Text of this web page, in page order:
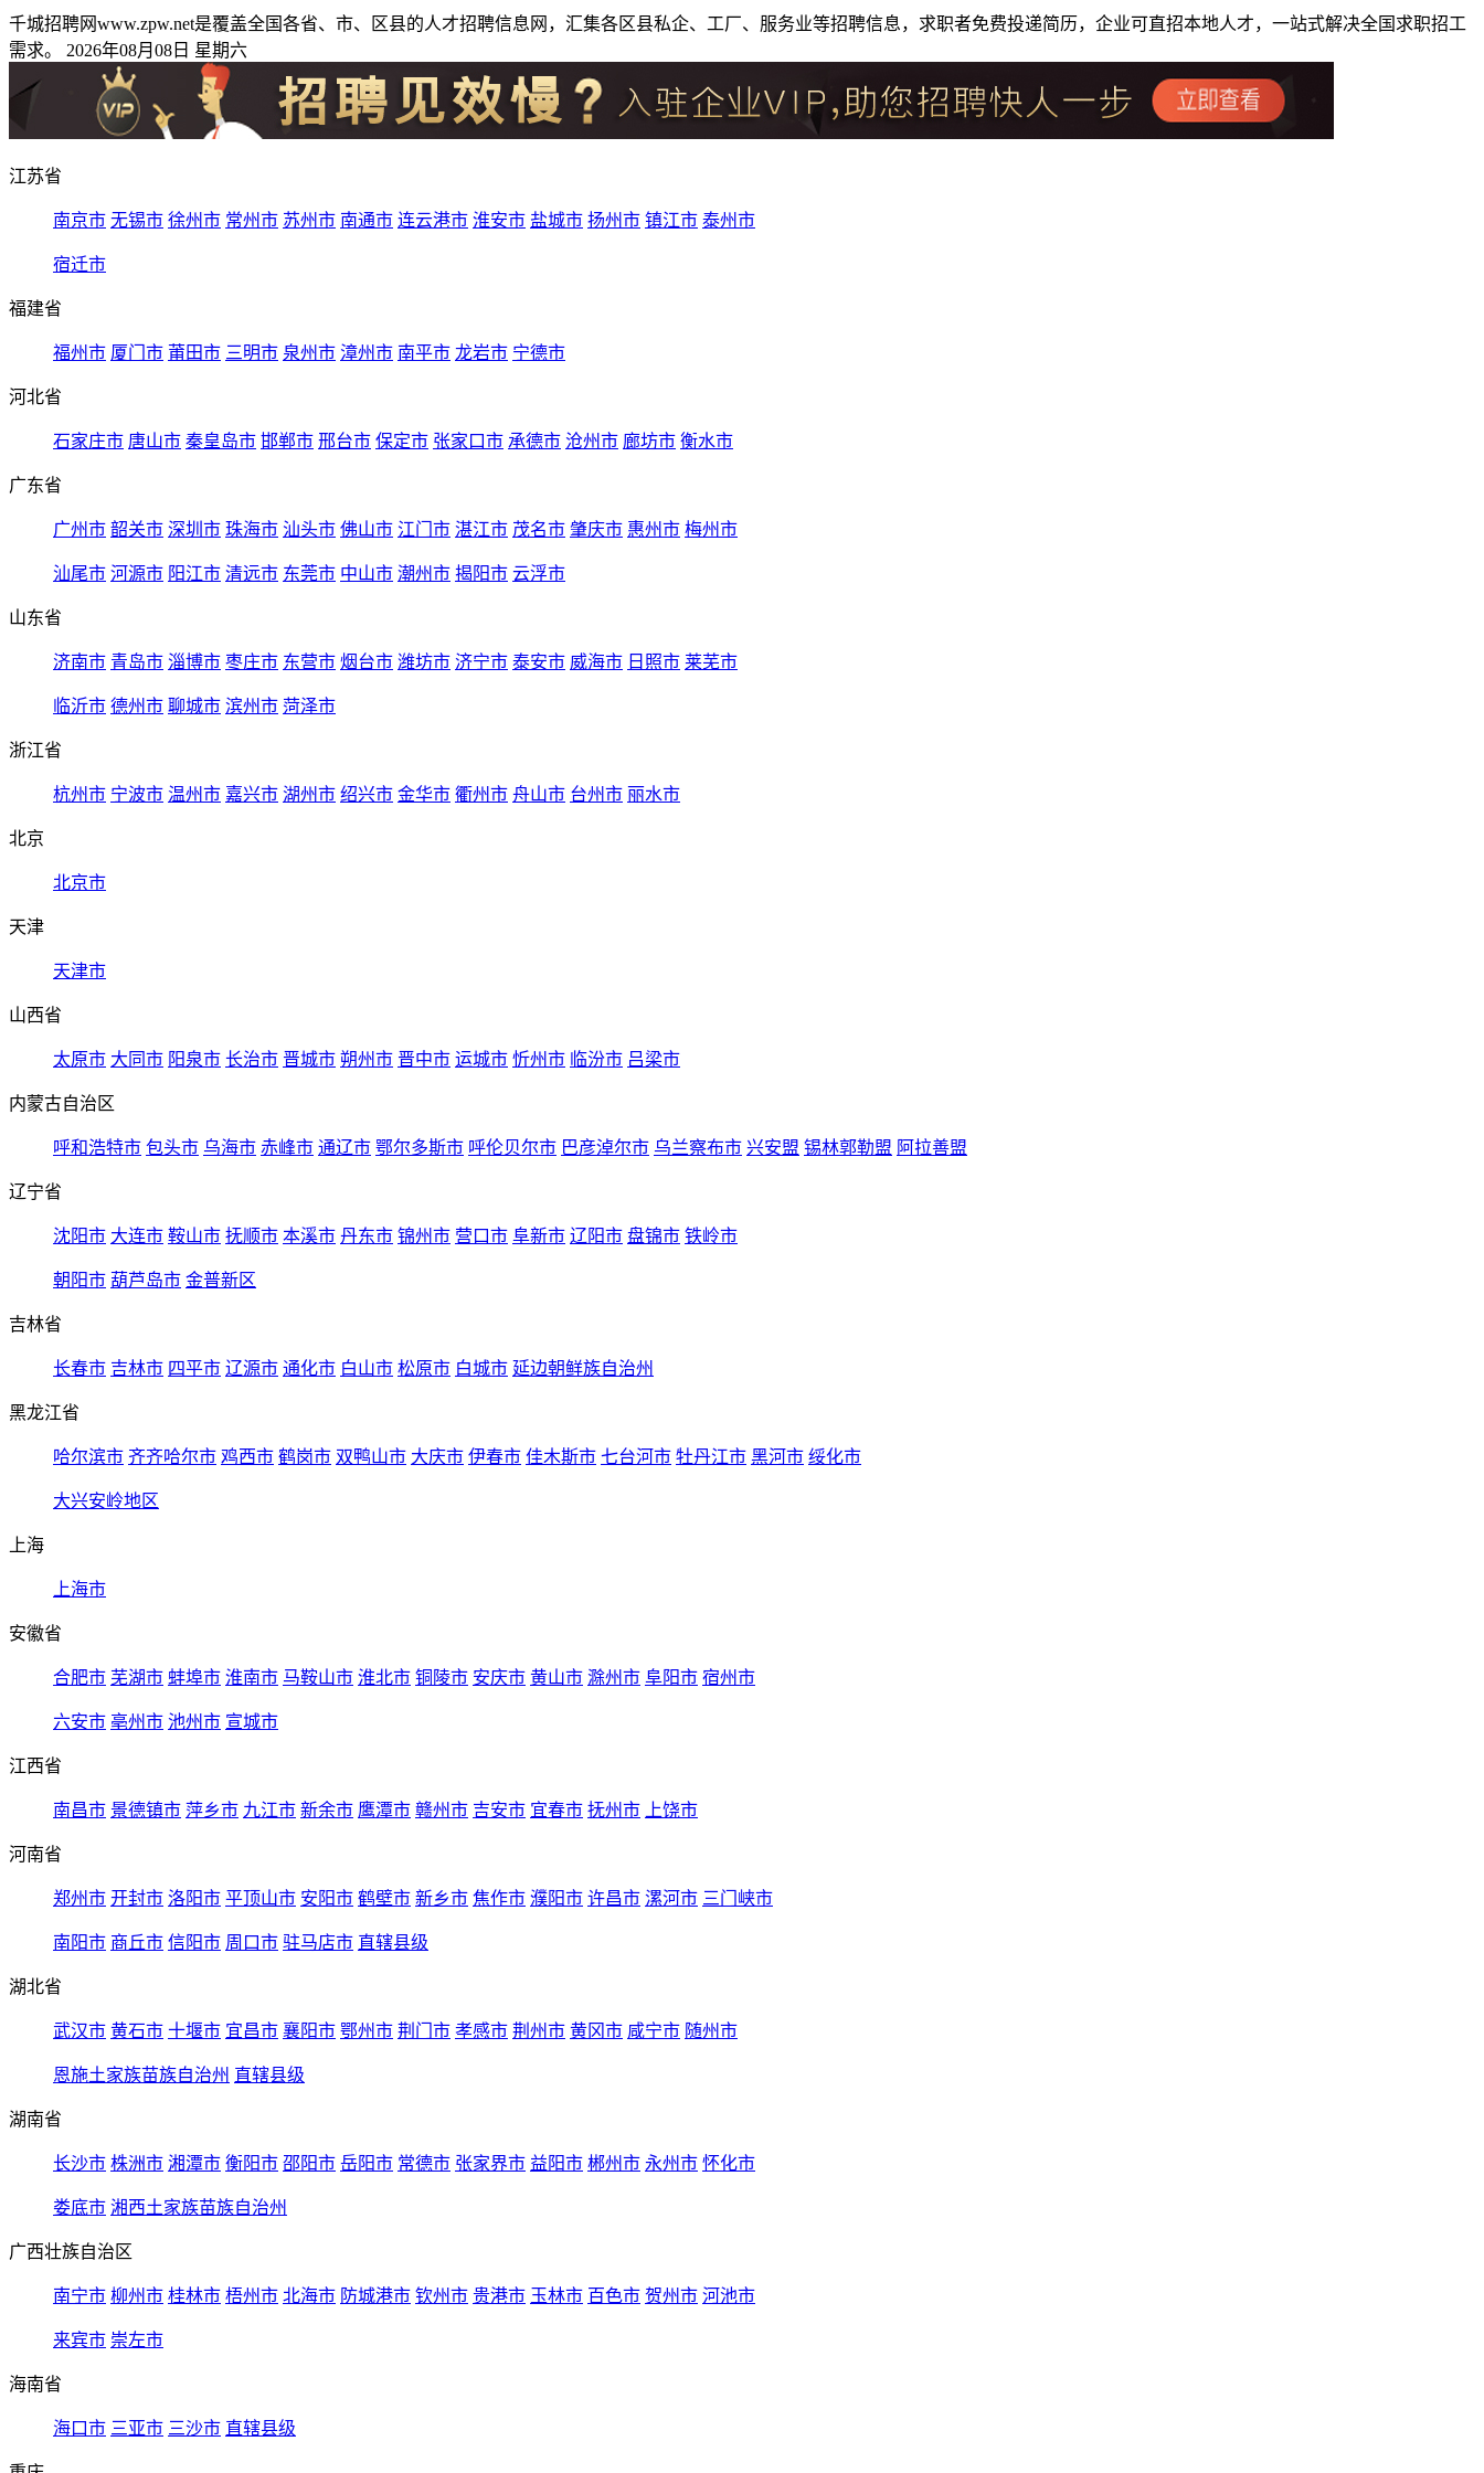
千城招聘网www.zpw.net是覆盖全国各省、市、区县的人才招聘信息网，汇集各区县私企、工厂、服务业等招聘信息，求职者免费投递简历，企业可直招本地人才，一站式解决全国求职招工
需求。 2026年08月08日 星期六
江苏省
南京市 无锡市 徐州市 常州市 苏州市 南通市 连云港市 淮安市 盐城市 扬州市 镇江市 泰州市
宿迁市
福建省
福州市 厦门市 莆田市 三明市 泉州市 漳州市 南平市 龙岩市 宁德市
河北省
石家庄市 唐山市 秦皇岛市 邯郸市 邢台市 保定市 张家口市 承德市 沧州市 廊坊市 衡水市
广东省
广州市 韶关市 深圳市 珠海市 汕头市 佛山市 江门市 湛江市 茂名市 肇庆市 惠州市 梅州市
汕尾市 河源市 阳江市 清远市 东莞市 中山市 潮州市 揭阳市 云浮市
山东省
济南市 青岛市 淄博市 枣庄市 东营市 烟台市 潍坊市 济宁市 泰安市 威海市 日照市 莱芜市
临沂市 德州市 聊城市 滨州市 菏泽市
浙江省
杭州市 宁波市 温州市 嘉兴市 湖州市 绍兴市 金华市 衢州市 舟山市 台州市 丽水市
北京
北京市
天津
天津市
山西省
太原市 大同市 阳泉市 长治市 晋城市 朔州市 晋中市 运城市 忻州市 临汾市 吕梁市
内蒙古自治区
呼和浩特市 包头市 乌海市 赤峰市 通辽市 鄂尔多斯市 呼伦贝尔市 巴彦淖尔市 乌兰察布市 兴安盟 锡林郭勒盟 阿拉善盟
辽宁省
沈阳市 大连市 鞍山市 抚顺市 本溪市 丹东市 锦州市 营口市 阜新市 辽阳市 盘锦市 铁岭市
朝阳市 葫芦岛市 金普新区
吉林省
长春市 吉林市 四平市 辽源市 通化市 白山市 松原市 白城市 延边朝鲜族自治州
黑龙江省
哈尔滨市 齐齐哈尔市 鸡西市 鹤岗市 双鸭山市 大庆市 伊春市 佳木斯市 七台河市 牡丹江市 黑河市 绥化市
大兴安岭地区
上海
上海市
安徽省
合肥市 芜湖市 蚌埠市 淮南市 马鞍山市 淮北市 铜陵市 安庆市 黄山市 滁州市 阜阳市 宿州市
六安市 亳州市 池州市 宣城市
江西省
南昌市 景德镇市 萍乡市 九江市 新余市 鹰潭市 赣州市 吉安市 宜春市 抚州市 上饶市
河南省
郑州市 开封市 洛阳市 平顶山市 安阳市 鹤壁市 新乡市 焦作市 濮阳市 许昌市 漯河市 三门峡市
南阳市 商丘市 信阳市 周口市 驻马店市 直辖县级
湖北省
武汉市 黄石市 十堰市 宜昌市 襄阳市 鄂州市 荆门市 孝感市 荆州市 黄冈市 咸宁市 随州市
恩施土家族苗族自治州 直辖县级
湖南省
长沙市 株洲市 湘潭市 衡阳市 邵阳市 岳阳市 常德市 张家界市 益阳市 郴州市 永州市 怀化市
娄底市 湘西土家族苗族自治州
广西壮族自治区
南宁市 柳州市 桂林市 梧州市 北海市 防城港市 钦州市 贵港市 玉林市 百色市 贺州市 河池市
来宾市 崇左市
海南省
海口市 三亚市 三沙市 直辖县级